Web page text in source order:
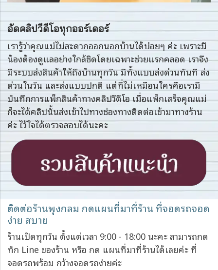
อัดคลิปวีดีโอทุกออร์เดอร์
เรารู้ว่าคุณแม่ไม่สะดวกออกนอกบ้านได้บ่อยๆ ค่ะ เพราะมี
น้องต้องดูแลอย่างใกล้ชิดโดยเฉพาะช่วยแรกคลอด เราจึง
มีระบบส่งสินค้าให้ถึงบ้านทุกวัน มีทั้งแบบส่งด่วนทันที ส่ง
ด่วนในวัน และส่งแบบปกติ แต่ที่ไม่เหมือนใครคือเรามี
บันทึกการแพ็กสินค้าทางคลิปวีดีโอ เมื่อแพ็กเสร็จคุณแม่
ก็จะได้คลิปนั้นส่งเข้าไปทางช่องทางติดต่อเข้ามาทางร้าน
ค่ะ ไว้ใจได้ตรวจสอบได้นะคะ
ติดต่อร้านพุงกลม กดแผนที่มาที่ร้าน ที่จอดรถจอด
ง่าย สบาย
ร้านเปิดทุกวัน ตั้งแต่เวลา 9:00 - 18:00 นะคะ สามารถกด
ทัก Line ของร้าน หรือ กด แผนที่มาที่ร้านได้เลยค่ะ ที่
จอดรถพร้อม กว้างจอดรถง่ายค่ะ